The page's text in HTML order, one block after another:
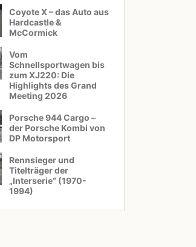
Coyote X – das Auto aus
Hardcastle &
McCormick
Vom
Schnellsportwagen bis
zum XJ220: Die
Highlights des Grand
Meeting 2026
Porsche 944 Cargo –
der Porsche Kombi von
DP Motorsport
Rennsieger und
Titelträger der
„Interserie“ (1970-
1994)